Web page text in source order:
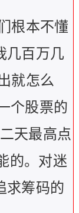
根本不懂
几百万几
就怎么
个股票的
天最高点
的。对迷
求筹码的